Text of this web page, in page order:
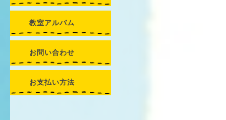
教室アルバム
お問い合わせ
お支払い方法